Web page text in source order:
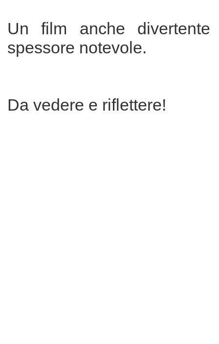
Un film anche
spessore notevole.
Da vedere e riflettere!